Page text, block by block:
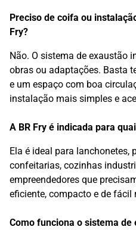
Preciso de coifa ou
Fry?
Não. O sistema de exaustão
obras ou adaptações. Basta
e um espaço com boa
instalação mais simples e
A BR Fry é indicada para
Ela é ideal para lanchonetes,
confeitarias, cozinhas
empreendedores que
eficiente, compacto e de fácil
Como funciona o sistema de